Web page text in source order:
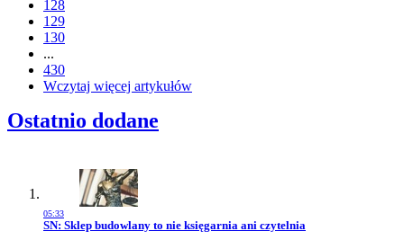
128
129
130
...
430
Wczytaj więcej artykułów
Ostatnio dodane
05:33
Przejdź do artykułu:
SN: Sklep budowlany to nie księgarnia ani czytelnia